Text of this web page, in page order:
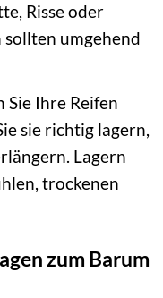
Risse oder
sollten umgehend
Sie Ihre Reifen
sie richtig lagern,
Lagern
trockenen
zum Barum